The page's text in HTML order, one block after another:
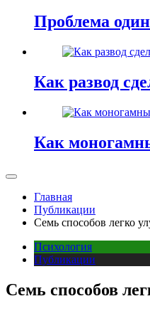
Проблема
Как развод
Как
Главная
Публикации
Семь способов легко
Психология
Публикации
Семь способов